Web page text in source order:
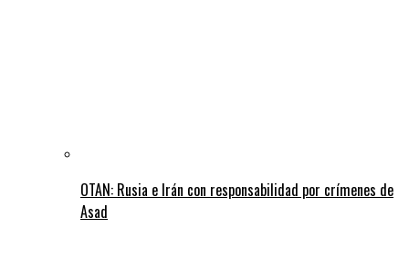
OTAN: Rusia e Irán con responsabilidad por crímenes de
Asad